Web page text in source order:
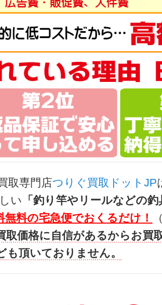
未使用
使用
（2026/07/31迄）
DH ベイトリール 未使用
（2026/07/31迄）
ベイトリール 未使用
（2026/07/31迄）
ベイトリール 未使用
ベイトリール 未使用
（2026/07/31迄）
ベイトリール 未使用
（2026/07/31迄）
S 90Q 未使用
（2026/06/30迄）
Ｅ 未使用
取専門店つりぐ買取ドットJP
い 「釣り竿やリールなどの釣
無料の宅急便でおくるだけ！
取価格に自信があるからお買
頂いておりません。